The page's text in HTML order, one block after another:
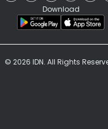
Download
© 2026 IDN. All Rights